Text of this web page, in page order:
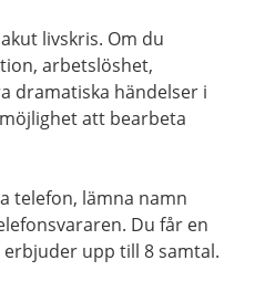
livskris. Om du
arbetslöshet,
dramatiska händelser i
att bearbeta
telefon, lämna namn
Du får en
upp till 8 samtal.